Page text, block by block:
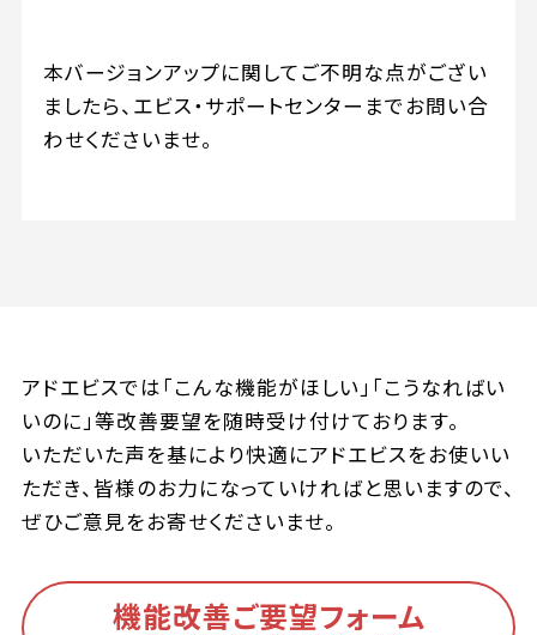
本バージョンアップに関してご不明な点がござい
ましたら、エビス・サポートセンターまでお問い合
わせくださいませ。
アドエビスでは「こんな機能がほしい」「こうなればい
いのに」等改善要望を随時受け付けております。
いただいた声を基により快適にアドエビスをお使いい
ただき、皆様のお力になっていければと思いますので、
ぜひご意見をお寄せくださいませ。
機能改善ご要望フォーム